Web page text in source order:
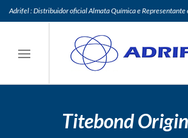
Adrifel : Distribuidor oficial Almata Química e Representante
Titebond